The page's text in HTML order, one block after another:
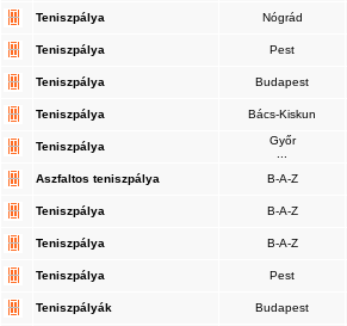
Teniszpálya Nógrád
Teniszpálya Pest
Teniszpálya Budapest
Teniszpálya Bács-Kiskun
Teniszpálya
Győr
Aszfaltos teniszpálya B-A-Z
Teniszpálya B-A-Z
Teniszpálya B-A-Z
Teniszpálya Pest
Teniszpályák Budapest